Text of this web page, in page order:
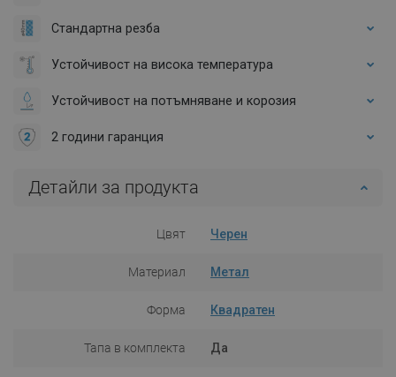
Стандартна резба
Устойчивост на висока температура
Устойчивост на потъмняване и корозия
2 години гаранция
Детайли за продукта
Цвят Черен
Материал Метал
Форма Квадратен
Тапа в комплекта Да